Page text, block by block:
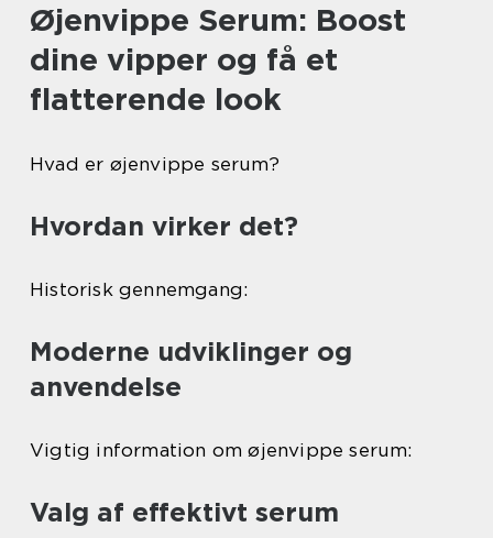
Øjenvippe Serum: Boost
dine vipper og få et
flatterende look
Hvad er øjenvippe serum?
Hvordan virker det?
Historisk gennemgang:
Moderne udviklinger og
anvendelse
Vigtig information om øjenvippe serum:
Valg af effektivt serum